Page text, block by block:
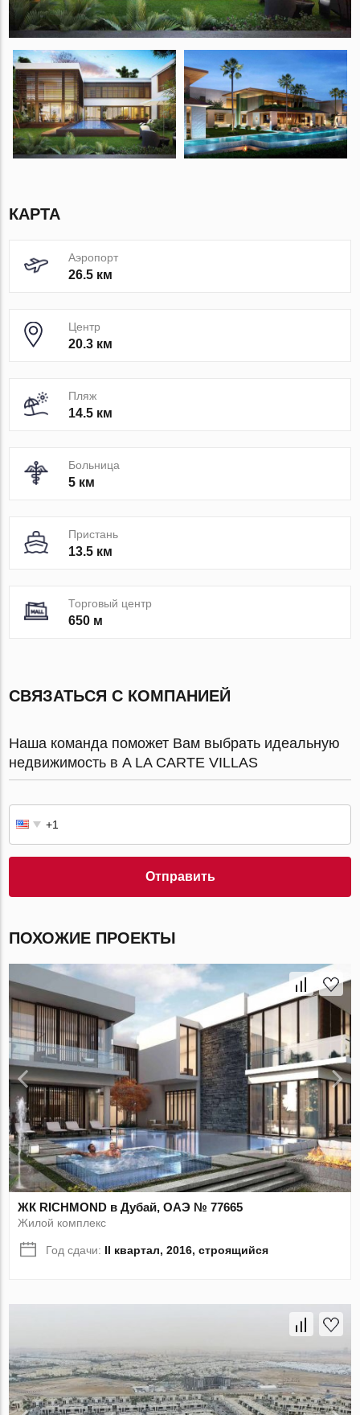
КАРТА
Аэропорт
26.5 км
Центр
20.3 км
Пляж
14.5 км
Больница
5 км
Пристань
13.5 км
Торговый центр
650 м
СВЯЗАТЬСЯ С КОМПАНИЕЙ
Наша команда поможет Вам выбрать идеальную
недвижимость в A LA CARTE VILLAS
Отправить
ПОХОЖИЕ ПРОЕКТЫ
ЖК RICHMOND в Дубай, ОАЭ № 77665
Жилой комплекс
Год сдачи: II квартал, 2016, строящийся